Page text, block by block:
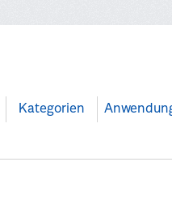
Kategorien